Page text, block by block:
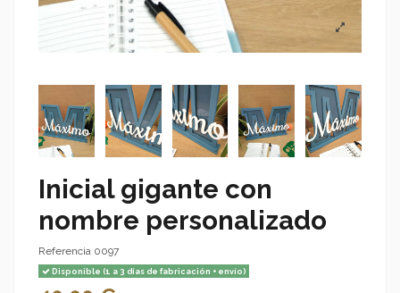
Inicial gigante con
nombre personalizado
Referencia 0097
Disponible (1 a 3 días de fabricación + envío)